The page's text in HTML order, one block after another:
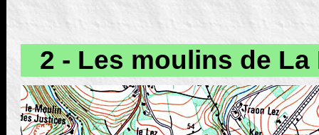
2 - Les moulins de